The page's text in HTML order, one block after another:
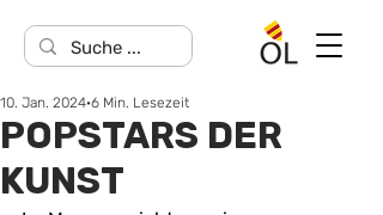
POPSTARS DER
KUNST
10. Jan. 2024 6 Min. Lesezeit